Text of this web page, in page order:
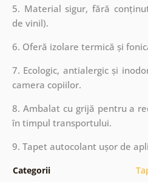
5. Material sigur, fără
de vinil).
6. Oferă izolare termică și
7. Ecologic, antialergic și
camera copiilor.
8. Ambalat cu grijă pentru a
în timpul transportului.
9. Tapet autocolant ușor de
Categorii